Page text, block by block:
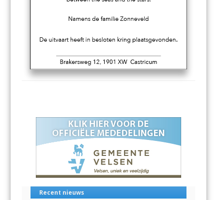
Recent nieuws